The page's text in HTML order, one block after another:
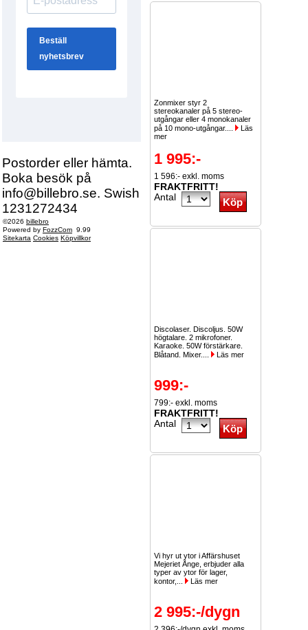
Postorder eller hämta.
Boka besök på
info@billebro.se. Swish
1231272434
©2026 billebro
Powered by FozzCom 9.99
Sitekarta Cookies Köpvillkor
Zonmixer styr 2
stereokanaler på 5 stereo-
utgångar eller 4 monokanaler
på 10 mono-utgångar....
Läs
mer
1 995:-
1 596:- exkl. moms
FRAKTFRITT!
Antal
Discolaser. Discoljus. 50W
högtalare. 2 mikrofoner.
Karaoke. 50W förstärkare.
Blåtand. Mixer....
Läs mer
999:-
799:- exkl. moms
FRAKTFRITT!
Antal
Vi hyr ut ytor i Affärshuset
Mejeriet Ånge, erbjuder alla
typer av ytor för lager,
kontor,...
Läs mer
2 995:-/dygn